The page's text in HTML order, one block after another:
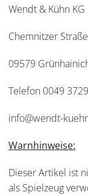
Wendt & Kühn KG
Chemnitzer
09579
Telefon 0049
info@wendt-
Warnhinweise:
Dieser Artikel ist
als Spielzeug